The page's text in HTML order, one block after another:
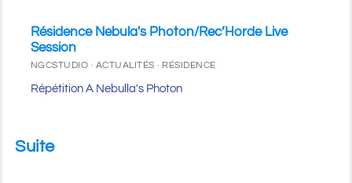
Résidence Nebula's Photon/Rec’Horde Live
Session
NGCSTUDIO · ACTUALITÉS · RÉSIDENCE
Répétition A Nebulla's Photon
Suite